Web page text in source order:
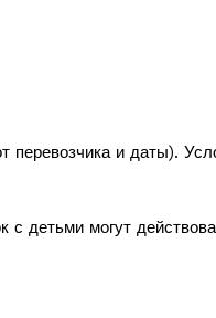
перевозчика и даты).
с детьми могут